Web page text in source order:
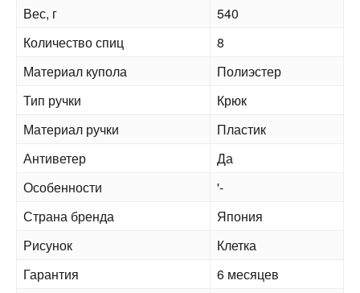
Вес, г
540
Количество спиц
8
Материал купола
Полиэстер
Тип ручки
Крюк
Материал ручки
Пластик
Антиветер
Да
Особенности
'-
Страна бренда
Япония
Рисунок
Клетка
Гарантия
6 месяцев